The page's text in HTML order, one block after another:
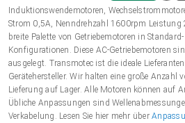
Einkaufswagen
Polski (EUR)
Norsk (NOK)
Suomi (EUR)
Induktionswendemotoren,
Strom 0,5A, Nenndrehzahl 1600rpm Leistung
breite Palette von Getriebemotoren in
Konfigurationen. Diese AC-Getriebemotoren
ausgelegt. Transmotec ist die ideale
Gerätehersteller. Wir halten eine große Anzahl
Lieferung auf Lager. Alle Motoren können auf
Übliche Anpassungen sind
Verkabelung. Lesen Sie hier mehr über